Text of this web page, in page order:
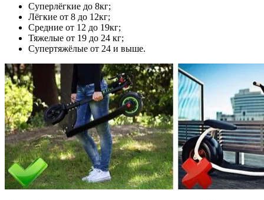
Суперлёгкие до 8кг;
Лёгкие от 8 до 12кг;
Средние от 12 до 19кг;
Тяжелые от 19 до 24 кг;
Супертяжёлые от 24 и выше.